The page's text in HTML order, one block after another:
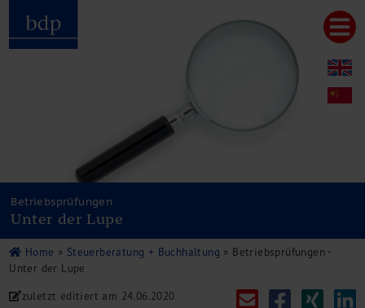
Unternehmenswerte
Pressespiegel
Publikationen
Newsletter
Videos
Leistungen
Rechtsberatung
Betriebsprüfungen
Unter der Lupe
Home » Steuerberatung + Buchhaltung » Betriebsprüfungen -
Unter der Lupe
zuletzt editiert am 24.06.2020